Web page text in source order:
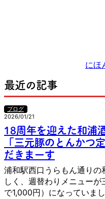
にほ
最近の記事
ブログ
2026/01/21
18周年を迎えた和浦
「三元豚のとんかつ
だきまーす
浦和駅西口うらもん通りの
しく、週替わりメニュー
で1,000円）になっていまし